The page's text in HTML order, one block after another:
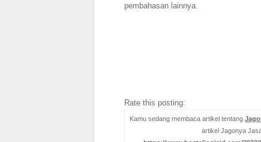
pembahasan lainnya.
Rate this posting:
Kamu sedang membaca artikel tentang
artikel Jagonya